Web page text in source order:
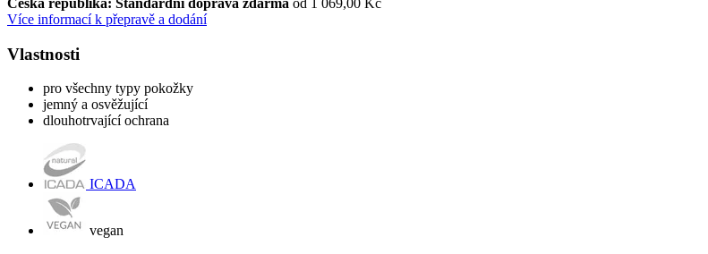
Více informací k přepravě a dodání
Vlastnosti
pro všechny typy pokožky
jemný a osvěžující
dlouhotrvající ochrana
ICADA
vegan